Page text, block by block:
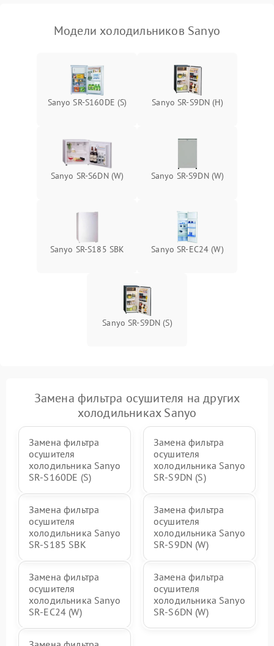
Модели холодильников Sanyo
Sanyo SR-S160DE (S) Sanyo SR-S9DN (H)
Sanyo SR-S6DN (W) Sanyo SR-S9DN (W)
Sanyo SR-S185 SBK Sanyo SR-EC24 (W)
Sanyo SR-S9DN (S)
Замена фильтра осушителя на других
холодильниках Sanyo
Замена фильтра
осушителя
холодильника Sanyo
SR-S160DE (S)
Замена фильтра
осушителя
холодильника Sanyo
SR-S9DN (S)
Замена фильтра
осушителя
холодильника Sanyo
SR-S185 SBK
Замена фильтра
осушителя
холодильника Sanyo
SR-S9DN (W)
Замена фильтра
осушителя
холодильника Sanyo
SR-EC24 (W)
Замена фильтра
осушителя
холодильника Sanyo
SR-S6DN (W)